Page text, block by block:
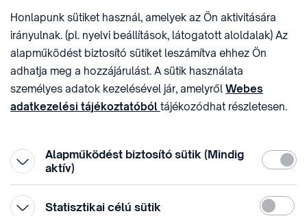
sztnh@hipo.gov.hu 15311746-2-42
CÍM
1081 Budapest II. János
Pál pápa tér 7.
HIVATAL RÖVID NEVE
SZTNHOPS, KRID:
174434905
KÖZÖSSÉGI MÉDIA
Honlapunk sütiket használ, amelyek az Ön aktivitására
irányulnak. (pl. nyelvi beállítások, látogatott aloldalak) Az
alapműködést biztosító sütiket leszámítva ehhez Ön
adhatja meg a hozzájárulást. A sütik használata
személyes adatok kezelésével jár, amelyről Webes
adatkezelési tájékoztatóból tájékozódhat részletesen.
Alapműködést biztosító sütik (Mindig
aktív)
Statisztikai célú sütik